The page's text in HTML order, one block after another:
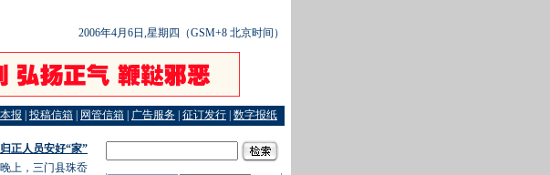
2006年4月6日,星期四（GSM+8 北京时间）
报 投稿信箱 网管信箱 广告服务 征订发行 数字报纸
正人员安好“家”
，三门县珠岙